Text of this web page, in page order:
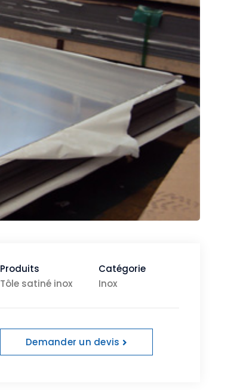
Produits
Tôle satiné inox
Catégorie
Inox
Demander un devis